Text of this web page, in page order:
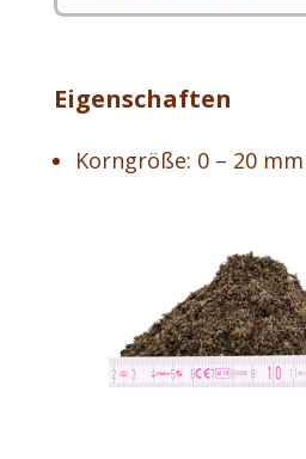
Eigenschaften
Korngröße: 0 – 20 mm